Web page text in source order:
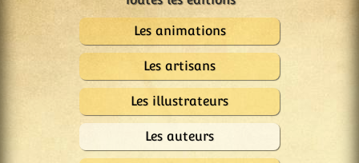
Les animations
Les artisans
Les illustrateurs
Les auteurs